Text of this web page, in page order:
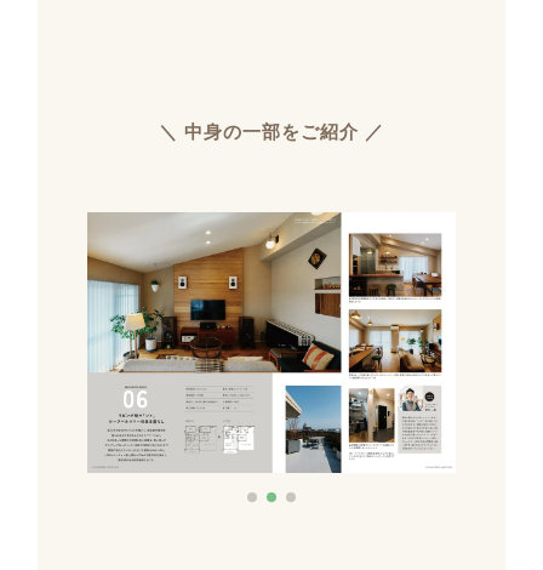
＼ 中身の一部をご紹介 ／